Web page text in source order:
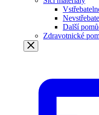
Další
Zdravotnické